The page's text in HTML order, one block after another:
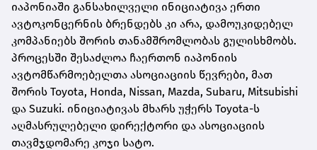
იაპონიაში განსახილველი ინიციატივა ერთი
ავტოკონცერნის ბრენდებს კი არა, დამოუკიდებელ
კომპანიებს შორის თანამშრომლობას გულისხმობს.
პროცესში შესაძლოა ჩაერთონ იაპონიის
ავტომწარმოებელთა ასოციაციის წევრები, მათ
შორის Toyota, Honda, Nissan, Mazda, Subaru, Mitsubishi
და Suzuki. ინიციატივას მხარს უჭერს Toyota-ს
აღმასრულებელი დირექტორი და ასოციაციის
თავმჯდომარე კოჯი სატო.